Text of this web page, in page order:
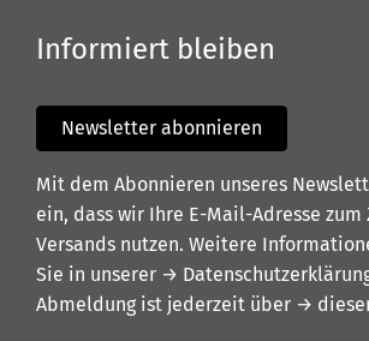
Informiert bleiben
Newsletter abonnieren
Mit dem Abonnieren unseres
ein, dass wir Ihre E-Mail-Adresse zum
Versands nutzen. Weitere
Sie in unserer →
Abmeldung ist jederzeit über →